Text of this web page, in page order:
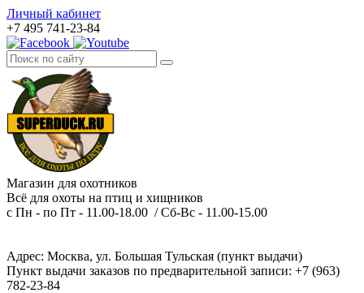
Личный кабинет
+7 495 741-23-84
Магазин для охотников
Всё для охоты на птиц и хищников
с Пн - по Пт - 11.00-18.00 / Сб-Вс - 11.00-15.00
Адрес: Москва, ул. Большая Тульская (пункт выдачи)
Пункт выдачи заказов по предварительной записи: +7 (963)
782-23-84